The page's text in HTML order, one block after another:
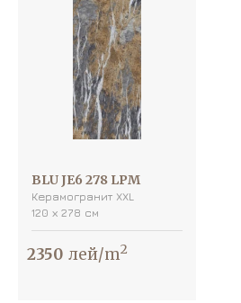
BLU JE6 278 LPM
Керамогранит XXL
120 х 278 см
2350 лей/m2